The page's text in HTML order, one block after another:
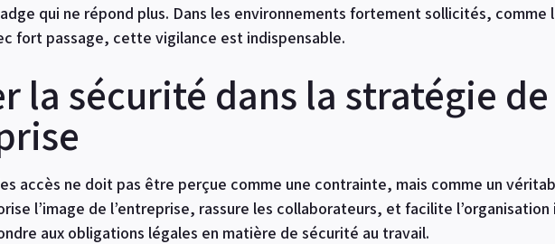
qui ne répond plus. Dans les environnements fortement sollicités, comme
fort passage, cette vigilance est indispensable.
la sécurité dans la stratégie de
accès ne doit pas être perçue comme une contrainte, mais comme un
l’image de l’entreprise, rassure les collaborateurs, et facilite
aux obligations légales en matière de sécurité au travail.